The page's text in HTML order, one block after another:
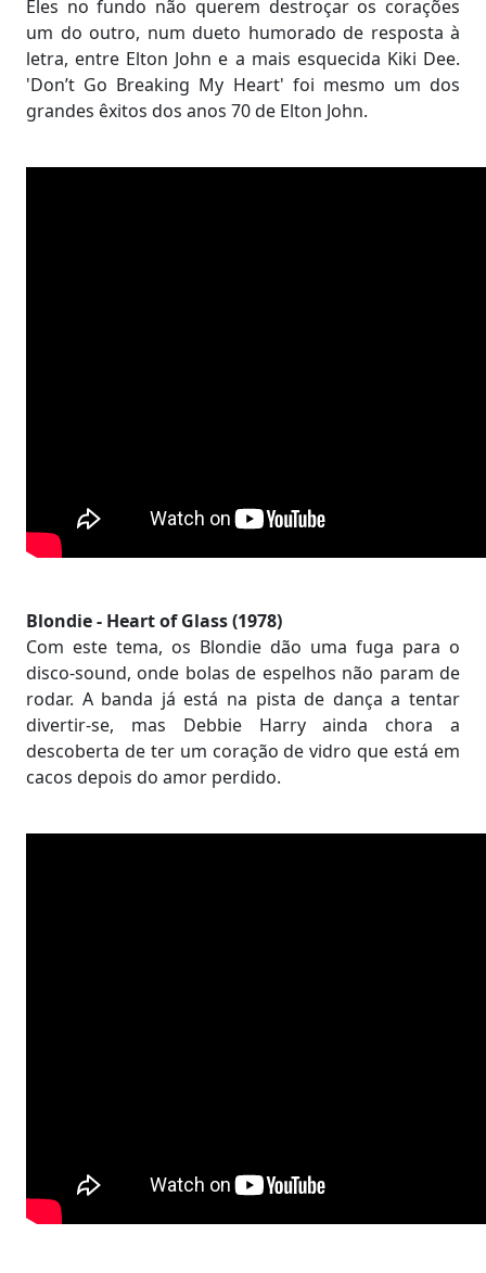
Eles no fundo não querem destroçar os corações
um do outro, num dueto humorado de resposta à
letra, entre Elton John e a mais esquecida Kiki Dee.
'Don’t Go Breaking My Heart' foi mesmo um dos
grandes êxitos dos anos 70 de Elton John.
Blondie - Heart of Glass (1978)
Com este tema, os Blondie dão uma fuga para o
disco-sound, onde bolas de espelhos não param de
rodar. A banda já está na pista de dança a tentar
divertir-se, mas Debbie Harry ainda chora a
descoberta de ter um coração de vidro que está em
cacos depois do amor perdido.